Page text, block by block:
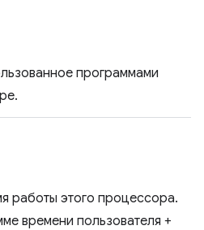
программами
работы этого процессора.
времени пользователя +